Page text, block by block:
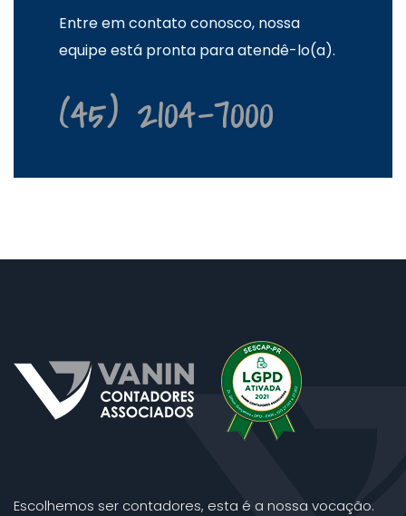
Entre em contato conosco, nossa
equipe está pronta para atendê-lo(a).
(45) 2104-7000
Escolhemos ser contadores, esta é a nossa vocação.